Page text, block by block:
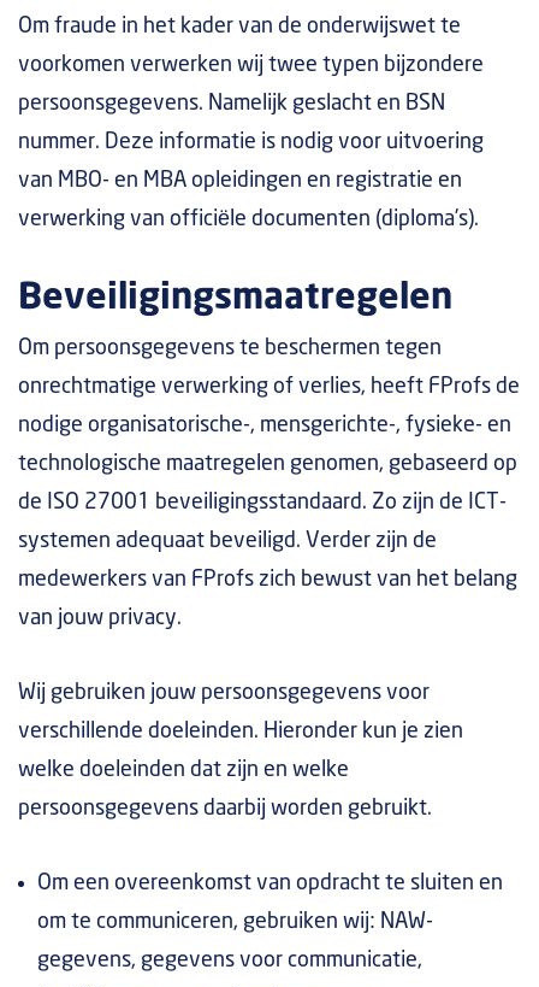
Om fraude in het kader van de onderwijswet te
voorkomen verwerken wij twee typen bijzondere
persoonsgegevens. Namelijk geslacht en BSN
nummer. Deze informatie is nodig voor uitvoering
van MBO- en MBA opleidingen en registratie en
verwerking van officiële documenten (diploma’s).
Beveiligingsmaatregelen
Om persoonsgegevens te beschermen tegen
onrechtmatige verwerking of verlies, heeft FProfs de
nodige organisatorische-, mensgerichte-, fysieke- en
technologische maatregelen genomen, gebaseerd op
de ISO 27001 beveiligingsstandaard. Zo zijn de ICT-
systemen adequaat beveiligd. Verder zijn de
medewerkers van FProfs zich bewust van het belang
van jouw privacy.
Wij gebruiken jouw persoonsgegevens voor
verschillende doeleinden. Hieronder kun je zien
welke doeleinden dat zijn en welke
persoonsgegevens daarbij worden gebruikt.
Om een overeenkomst van opdracht te sluiten en
om te communiceren, gebruiken wij: NAW-
gegevens, gegevens voor communicatie,